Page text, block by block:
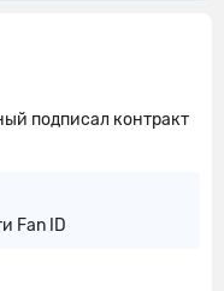
подписал контракт
Fan ID